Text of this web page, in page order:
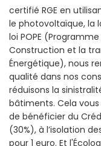
certifié RGE en
le photovoltaïque, la
loi POPE
Construction et la
Énergétique), nous
qualité dans nos
réduisons la
bâtiments. Cela
de bénéficier du
(30%), à l’isolation
pour 1 euro. Et